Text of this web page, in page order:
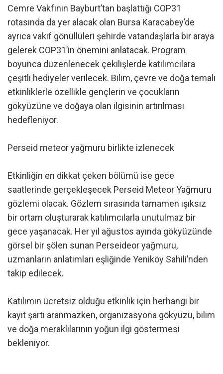
Cemre Vakfının Bayburt’tan başlattığı COP31
rotasında da yer alacak olan Bursa Karacabey’de
ayrıca vakıf gönüllüleri şehirde vatandaşlarla bir araya
gelerek COP31’in önemini anlatacak. Program
boyunca düzenlenecek çekilişlerde katılımcılara
çeşitli hediyeler verilecek. Bilim, çevre ve doğa temalı
etkinliklerle özellikle gençlerin ve çocukların
gökyüzüne ve doğaya olan ilgisinin artırılması
hedefleniyor.
Perseid meteor yağmuru birlikte izlenecek
Etkinliğin en dikkat çeken bölümü ise gece
saatlerinde gerçekleşecek Perseid Meteor Yağmuru
gözlemi olacak. Gözlem sırasında tamamen ışıksız
bir ortam oluşturarak katılımcılarla unutulmaz bir
gece yaşanacak. Her yıl ağustos ayında gökyüzünde
görsel bir şölen sunan Perseideor yağmuru,
uzmanların anlatımları eşliğinde Yeniköy Sahili’nden
takip edilecek.
Katılımın ücretsiz olduğu etkinlik için herhangi bir
kayıt şartı aranmazken, organizasyona gökyüzü, bilim
ve doğa meraklılarının yoğun ilgi göstermesi
bekleniyor.